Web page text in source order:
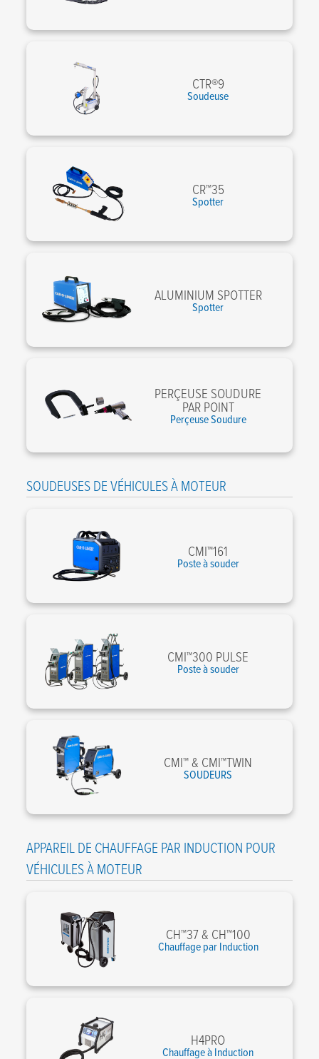
CTR®9
Soudeuse
CR™35
Spotter
ALUMINIUM SPOTTER
Spotter
PERÇEUSE SOUDURE
PAR POINT
Perçeuse Soudure
SOUDEUSES DE VÉHICULES À MOTEUR
CMI™161
Poste à souder
CMI™300 PULSE
Poste à souder
CMI™ & CMI™TWIN
SOUDEURS
APPAREIL DE CHAUFFAGE PAR INDUCTION POUR
VÉHICULES À MOTEUR
CH™37 & CH™100
Chauffage par Induction
H4PRO
Chauffage à Induction